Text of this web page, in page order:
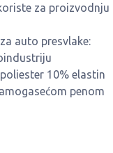
za proizvodnju
auto presvlake:
10% elastin
penom